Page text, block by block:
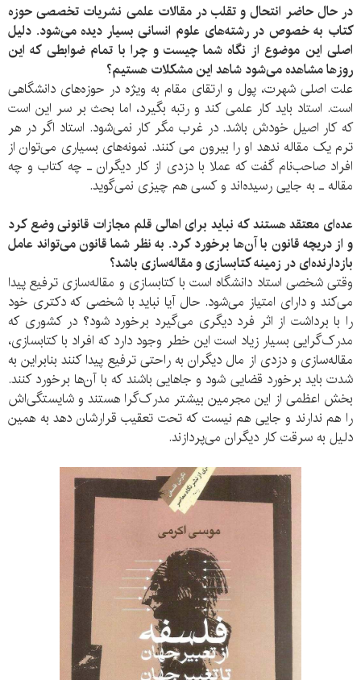
در حال حاضر انتحال و تقلب در مقالات علمی نشریات تخصصی حوزه
کتاب به خصوص در رشته‌های علوم انسانی بسیار دیده می‌شود. دلیل
اصلی این موضوع از نگاه شما چیست و چرا با تمام ضوابطی که این
روزها مشاهده می‌شود شاهد این مشکلات هستیم؟
علت اصلی شهرت، پول و ارتقای مقام به ویژه در حوزه‌های دانشگاهی
است. استاد باید کار علمی کند و رتبه بگیرد، اما بحث بر سر این است
که کار اصیل خودش باشد. در غرب مگر کار نمی‌شود. استاد اگر در هر
ترم یک مقاله ندهد او را بیرون می کنند. نمونه‌های بسیاری می‌توان از
افراد صاحب‌نام گفت که عملا با دزدی از کار دیگران ـ چه کتاب و چه
مقاله ـ به جایی رسیده‌اند و کسی هم چیزی نمی‌گوید.
عده‌ای معتقد هستند که نباید برای اهالی قلم مجازات قانونی وضع کرد
و از دریچه قانون با آن‌ها برخورد کرد. به نظر شما قانون می‌تواند عامل
بازدارنده‌ای در زمینه کتابسازی و مقاله‌سازی باشد؟
وقتی شخصی استاد دانشگاه است با کتابسازی و مقاله‌سازی ترفیع پیدا
می‌کند و دارای امتیاز می‌شود. حال آیا نباید با شخصی که دکتری خود
را با برداشت از اثر فرد دیگری می‌گیرد برخورد شود؟ در کشوری که
مدرک‌گرایی بسیار زیاد است این خطر وجود دارد که افراد با کتابسازی،
مقاله‌سازی و دزدی از مال دیگران به راحتی ترفیع پیدا کنند بنابراین به
شدت باید برخورد قضایی شود و جاهایی باشند که با آن‌ها برخورد کنند.
بخش اعظمی از این مجرمین بیشتر مدرک‌گرا هستند و شایستگی‌اش
را هم ندارند و جایی هم نیست که تحت تعقیب قرارشان دهد به همین
دلیل به سرقت کار دیگران می‌پردازند.